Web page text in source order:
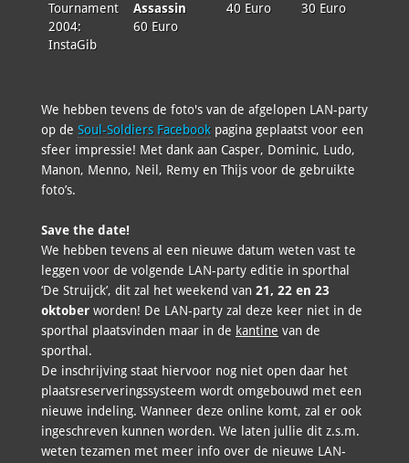
Tournament
2004:
InstaGib
Assassin
60 Euro
40 Euro
30 Euro
We hebben tevens de foto's van de afgelopen LAN-party
op de Soul-Soldiers Facebook pagina geplaatst voor een
sfeer impressie! Met dank aan Casper, Dominic, Ludo,
Manon, Menno, Neil, Remy en Thijs voor de gebruikte
foto’s.
Save the date!
We hebben tevens al een nieuwe datum weten vast te
leggen voor de volgende LAN-party editie in sporthal
‘De Struijck’, dit zal het weekend van 21, 22 en 23
oktober worden! De LAN-party zal deze keer niet in de
sporthal plaatsvinden maar in de kantine van de
sporthal.
De inschrijving staat hiervoor nog niet open daar het
plaatsreserveringssysteem wordt omgebouwd met een
nieuwe indeling. Wanneer deze online komt, zal er ook
ingeschreven kunnen worden. We laten jullie dit z.s.m.
weten tezamen met meer info over de nieuwe LAN-